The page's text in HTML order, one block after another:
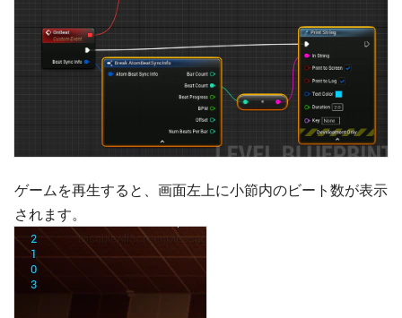
ゲームを再生すると、画面左上に小節内のビート数が表示
されます。